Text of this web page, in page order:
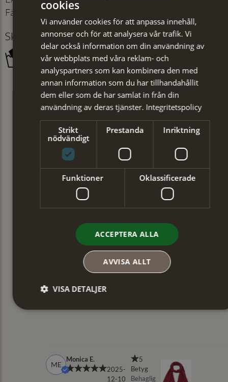
Färg
Skötselråd
cookies
Vi använder cookies för att anpassa innehåll,
annonser och för att analysera vår trafik. Vi
delar också information om din användning av
vår webbplats med våra reklam- och
analyspartners som kan kombinera den med
annan information som du har tillhandahållit
dem eller som de har samlat in från din
användning av deras tjänster. Integritetspolicy
Strikt
nödvändigt
Prestanda Inriktning
Funktioner Oklassificerade
ACCEPTERA ALLA
AVVISA ALLT
VISA DETALJER